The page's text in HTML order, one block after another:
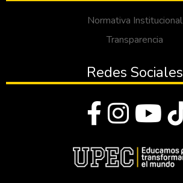
Normativa Institucional
Transparencia
Redes Sociales